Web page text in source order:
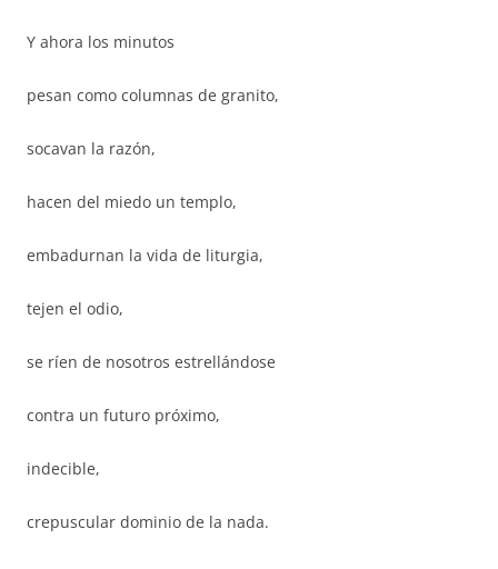
Y ahora los minutos
pesan como columnas de granito,
socavan la razón,
hacen del miedo un templo,
embadurnan la vida de liturgia,
tejen el odio,
se ríen de nosotros estrellándose
contra un futuro próximo,
indecible,
crepuscular dominio de la nada.